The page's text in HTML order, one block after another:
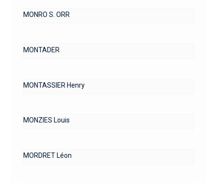
MONRO S. ORR
MONTADER
MONTASSIER Henry
MONZIES Louis
MORDRET Léon